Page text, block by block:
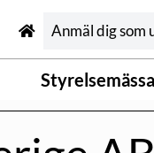
Anmäl dig som